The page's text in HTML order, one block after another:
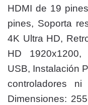
HDMI de 19
pines, Soporta
4K Ultra HD,
HD 1920x1200,
USB, Instalación
controladores ni
Dimensiones: